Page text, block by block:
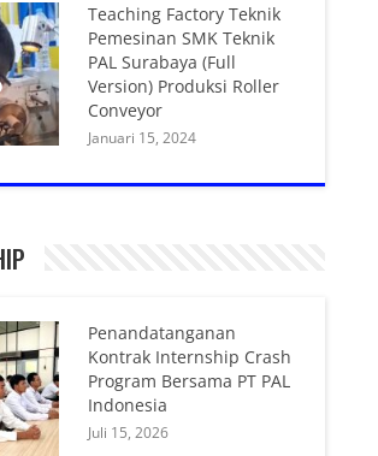
Teaching Factory Teknik
Pemesinan SMK Teknik
PAL Surabaya (Full
Version) Produksi Roller
Conveyor
Januari 15, 2024
Penandatanganan
Kontrak Internship Crash
Program Bersama PT PAL
Indonesia
Juli 15, 2026